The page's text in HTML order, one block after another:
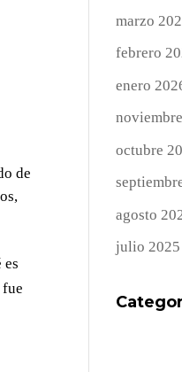
de
es
marzo
febrero
enero
octubre
agosto
julio 2025